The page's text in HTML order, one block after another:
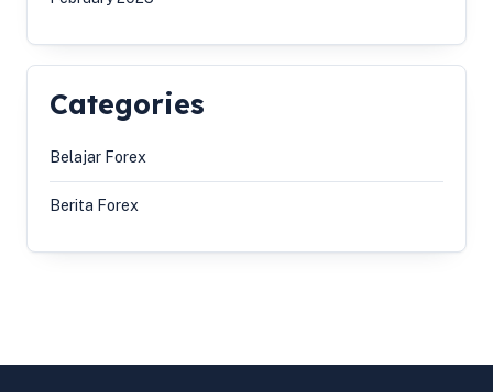
Categories
Belajar Forex
Berita Forex